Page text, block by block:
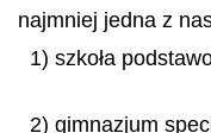
najmniej jedna z
1) szkoła
2) gimnazjum